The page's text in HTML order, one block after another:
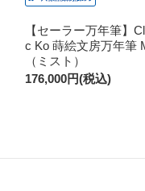
【セーラー万年筆】
c Ko 蒔絵文房万年筆
（ミスト）
176,000円(税込)